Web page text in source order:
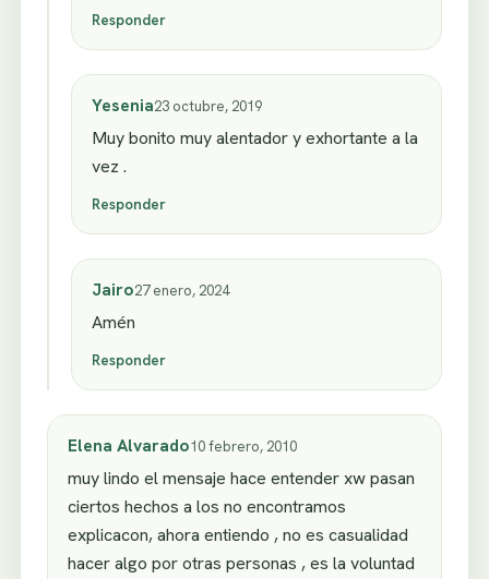
Responder
Yesenia23 octubre, 2019
Muy bonito muy alentador y exhortante a la
vez .
Responder
Jairo27 enero, 2024
Amén
Responder
Elena Alvarado10 febrero, 2010
muy lindo el mensaje hace entender xw pasan
ciertos hechos a los no encontramos
explicacon, ahora entiendo , no es casualidad
hacer algo por otras personas , es la voluntad